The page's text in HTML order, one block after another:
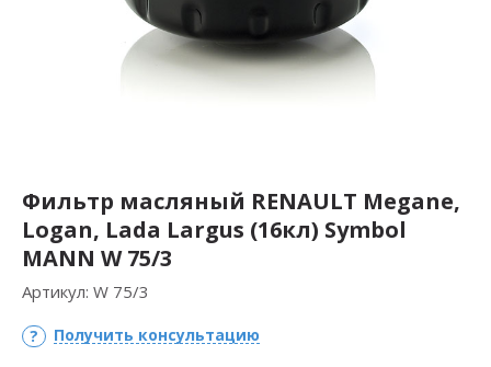
Фильтр масляный RENAULT Megane,
Logan, Lada Largus (16кл) Symbol
MANN W 75/3
Артикул: W 75/3
Получить консультацию